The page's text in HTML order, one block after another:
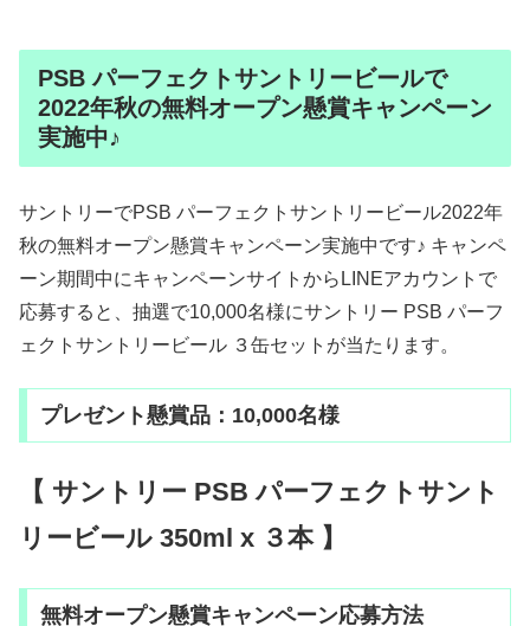
PSB パーフェクトサントリービールで
2022年秋の無料オープン懸賞キャンペーン
実施中♪
サントリーでPSB パーフェクトサントリービール2022年
秋の無料オープン懸賞キャンペーン実施中です♪ キャンペ
ーン期間中にキャンペーンサイトからLINEアカウントで
応募すると、抽選で10,000名様にサントリー PSB パーフ
ェクトサントリービール ３缶セットが当たります。
プレゼント懸賞品：10,000名様
【 サントリー PSB パーフェクトサント
リービール 350ml x ３本 】
無料オープン懸賞キャンペーン応募方法